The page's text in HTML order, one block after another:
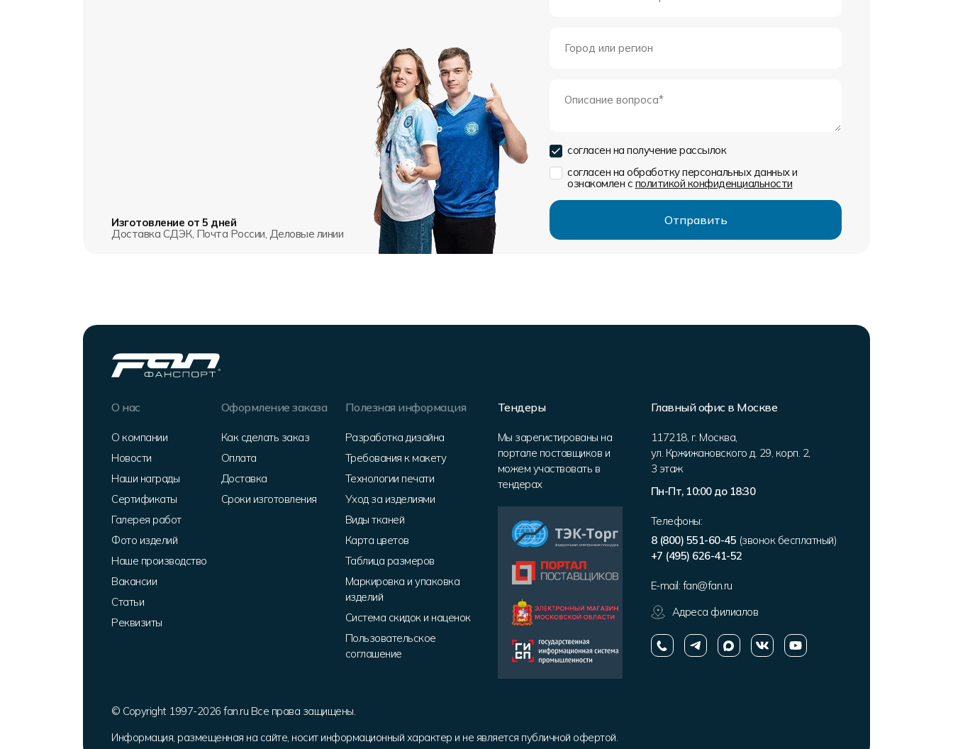
Изготовление от 5 дней
Доставка СДЭК, Почта России, Деловые линии
согласен на получение рассылок
согласен на обработку персональных данных и
ознакомлен с политикой конфиденциальности
О нас
О компании
Новости
Наши награды
Сертификаты
Галерея работ
Фото изделий
Наше производство
Вакансии
Статьи
Реквизиты
Оформление заказа
Как сделать заказ
Оплата
Доставка
Сроки изготовления
Полезная информация
Разработка дизайна
Требования к макету
Технологии печати
Уход за изделиями
Виды тканей
Карта цветов
Таблица размеров
Маркировка и упаковка
изделий
Система скидок и наценок
Пользовательское
соглашение
Тендеры
Мы зарегистированы на
портале поставщиков и
можем участвовать в
тендерах
Главный офис в Москве
117218, г. Москва,
ул. Кржижановского д. 29, корп. 2,
3 этаж
Пн-Пт, 10:00 до 18:30
Телефоны:
8 (800) 551-60-45 (звонок бесплатный)
+7 (495) 626-41-52
E-mail: fan@fan.ru
Адреса филиалов
© Copyright 1997-2026 fan.ru Все права защищены.
Информация, размещенная на сайте, носит информационный характер и не является публичной офертой.